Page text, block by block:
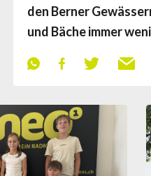
den Berner
und Bäche immer